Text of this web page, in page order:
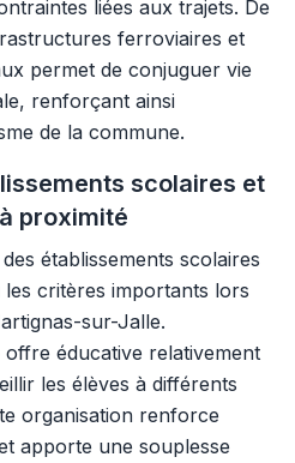
liées aux trajets. De
ferroviaires et
permet de conjuguer vie
renforçant ainsi
de la commune.
scolaires et
proximité
établissements scolaires
critères importants lors
sur-Jalle.
éducative relativement
les élèves à différents
organisation renforce
apporte une souplesse